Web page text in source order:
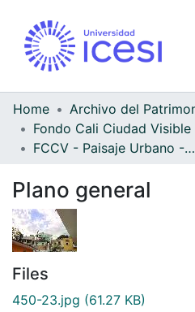
Home
Fondo Cali Ciudad Visible
FCCV - Paisaje Urbano - Patrimonial
Plano general
Files
450-23.jpg (61.27 KB)